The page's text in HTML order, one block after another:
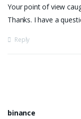
Your point of view
Thanks. I have a
Reply
binance